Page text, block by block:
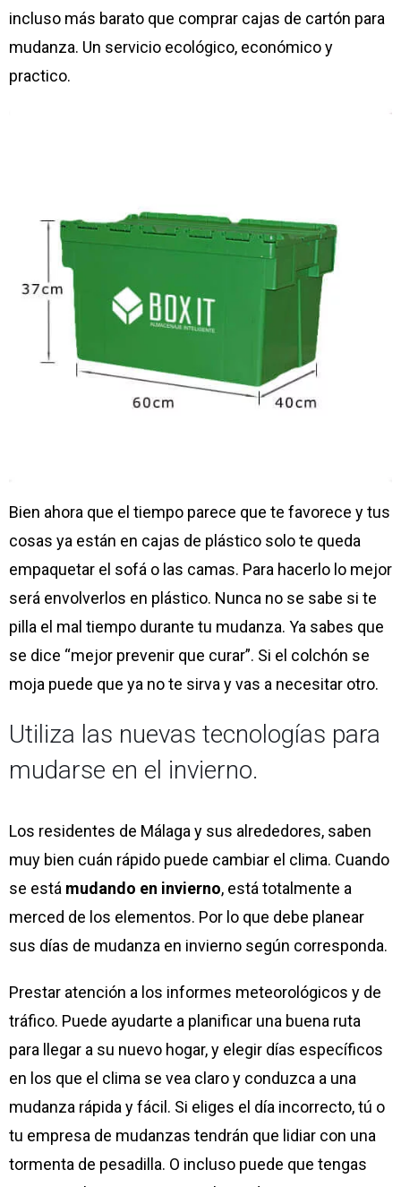
incluso más barato que comprar cajas de cartón para
mudanza. Un servicio ecológico, económico y
practico.
Bien ahora que el tiempo parece que te favorece y tus
cosas ya están en cajas de plástico solo te queda
empaquetar el sofá o las camas. Para hacerlo lo mejor
será envolverlos en plástico. Nunca no se sabe si te
pilla el mal tiempo durante tu mudanza. Ya sabes que
se dice “mejor prevenir que curar”. Si el colchón se
moja puede que ya no te sirva y vas a necesitar otro.
Utiliza las nuevas tecnologías para
mudarse en el invierno.
Los residentes de Málaga y sus alrededores, saben
muy bien cuán rápido puede cambiar el clima. Cuando
se está mudando en invierno, está totalmente a
merced de los elementos. Por lo que debe planear
sus días de mudanza en invierno según corresponda.
Prestar atención a los informes meteorológicos y de
tráfico. Puede ayudarte a planificar una buena ruta
para llegar a su nuevo hogar, y elegir días específicos
en los que el clima se vea claro y conduzca a una
mudanza rápida y fácil. Si eliges el día incorrecto, tú o
tu empresa de mudanzas tendrán que lidiar con una
tormenta de pesadilla. O incluso puede que tengas